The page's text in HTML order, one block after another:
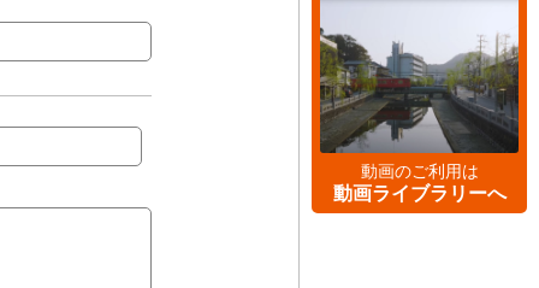
動画のご利用は
動画ライブラリーへ